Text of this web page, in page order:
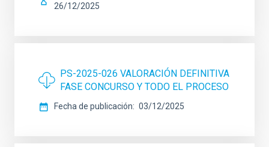
26/12/2025
PS-2025-026 VALORACIÓN DEFINITIVA
FASE CONCURSO Y TODO EL PROCESO
Fecha de publicación 03/12/2025